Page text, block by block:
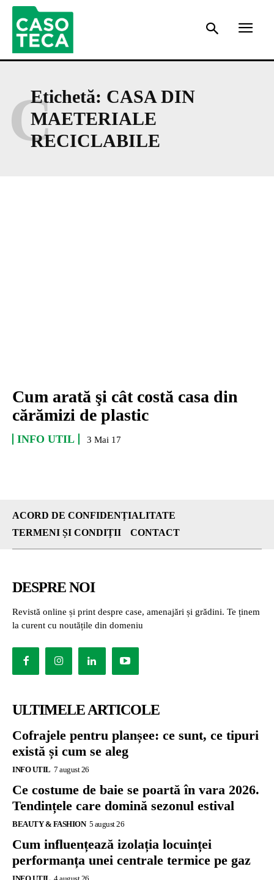
Etichetă: CASA DIN
MAETERIALE
RECICLABILE
C
Cum arată şi cât costă casa din
cărămizi de plastic
INFO UTIL 3 Mai 17
ACORD DE CONFIDENȚIALITATE
TERMENI ȘI CONDIȚII
CONTACT
DESPRE NOI
Revistă online și print despre case, amenajări și grădini. Te ținem
la curent cu noutățile din domeniu
ULTIMELE ARTICOLE
Cofrajele pentru planșee: ce sunt, ce tipuri
există și cum se aleg
INFO UTIL 7 august 26
Ce costume de baie se poartă în vara 2026.
Tendințele care domină sezonul estival
BEAUTY & FASHION 5 august 26
Cum influențează izolația locuinței
performanța unei centrale termice pe gaz